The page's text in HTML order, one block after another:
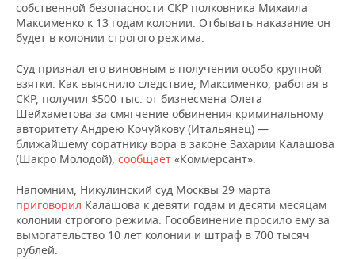
ТЕЛЕКОММУНИКАЦИИ
БИЗНЕС-БРАНЧИ
ОТКРЫТАЯ ЛЕКЦИЯ
ФУТБОЛ
БАСКЕТБОЛ
ВОЛЕЙБОЛ
КИБЕРСПОРТ
ФИГУРНОЕ КАТАНИЕ
ВОДНЫЕ ВИДЫ СПОРТА
НОВОСТИ ОБЩЕСТВА
ИНФРАСТРУКТУРА
ИСТОРИЯ
КУЛЬТУРА
МЕДИЦИНА
ОБРАЗОВАНИЕ
ФОТОГАЛЕРЕЯ
СПРАВОЧНИК
СПИСОК ПЕРСОН
СПИСОК КОМПАНИЙ
ПОЛНАЯ ВЕРСИЯ
собственной безопасности СКР полковника Михаила
Максименко к 13 годам колонии. Отбывать наказание он
будет в колонии строгого режима.
Суд признал его виновным в получении особо крупной
взятки. Как выяснило следствие, Максименко, работая в
СКР, получил $500 тыс. от бизнесмена Олега
Шейхаметова за смягчение обвинения криминальному
авторитету Андрею Кочуйкову (Итальянец) —
ближайшему соратнику вора в законе Захарии Калашова
(Шакро Молодой), сообщает «Коммерсант».
Напомним, Никулинский суд Москвы 29 марта
приговорил Калашова к девяти годам и десяти месяцам
колонии строгого режима. Гособвинение просило ему за
вымогательство 10 лет колонии и штраф в 700 тысяч
рублей.